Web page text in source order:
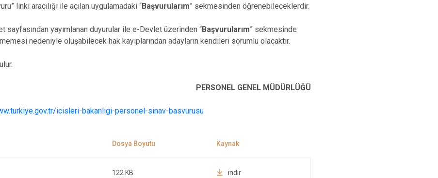
linki aracılığı ile açılan uygulamadaki “Başvurularım” sekmesinden öğrenebileceklerdir.
sayfasından yayımlanan duyurular ile e-Devlet üzerinden “Başvurularım” sekmesinde
nedeniyle oluşabilecek hak kayıplarından adayların kendileri sorumlu olacaktır.
PERSONEL GENEL MÜDÜRLÜĞÜ
icisleri-bakanligi-personel-sinav-basvurusu
122 KB indir